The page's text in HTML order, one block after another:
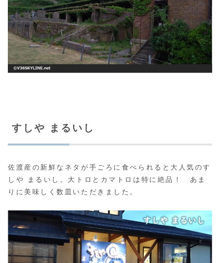
すしや まるいし
佐渡産の新鮮なネタが手ごろに食べられると大人気のす
しや まるいし。大トロとカマトロは特に絶品！ あま
りに美味しく数皿いただきました。